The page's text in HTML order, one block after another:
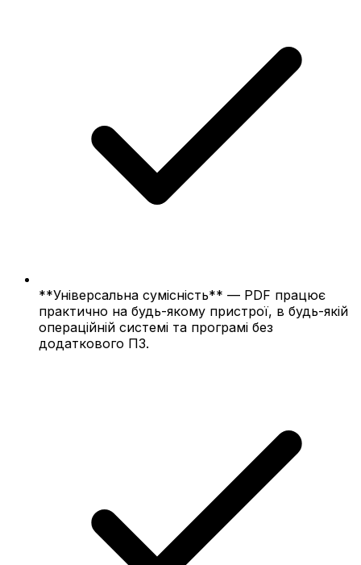
**Універсальна сумісність** — PDF працює
практично на будь-якому пристрої, в будь-якій
операційній системі та програмі без
додаткового ПЗ.